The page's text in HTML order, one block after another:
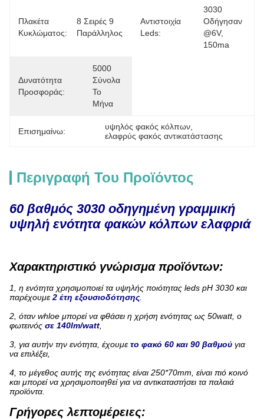
Πλακέτα
Κυκλώματος:
8 Σειρές 9
Παράλληλος
Αντιστοιχία
Leds:
3030
Οδήγησαν
@6V,
150ma
Δυνατότητα
Προσφοράς:
5000
Σύνολα
Το
Μήνα
Επισημαίνω: υψηλός φακός κόλπων
ελαφρύς φακός αντικατάστασης
Περιγραφή Του Προϊόντος
60 βαθμός 3030 οδηγημένη γραμμική
υψηλή ενότητα φακών κόλπων ελαφριά
Χαρακτηριστικό γνώρισμα προϊόντων:
1, η ενότητα χρησιμοποιεί τα υψηλής ποιότητας leds pH 3030 και
παρέχουμε2 έτη εξουσιοδότησης.
2, όταν whloe μπορεί να φθάσει η χρήση ενότητας ως 50watt, ο
φωτεινός σε 140lm/watt
3, για αυτήν την ενότητα, έχουμετο φακό 60 και 90 βαθμού για
να επιλέξει,
4, το μέγεθος αυτής της ενότητας είναι 250*70mm, είναι πιό κοινό
και μπορεί να χρησιμοποιηθεί για να αντικαταστήσει τα παλαιά
προϊόντα.
Γρήγορες λεπτομέρειες: